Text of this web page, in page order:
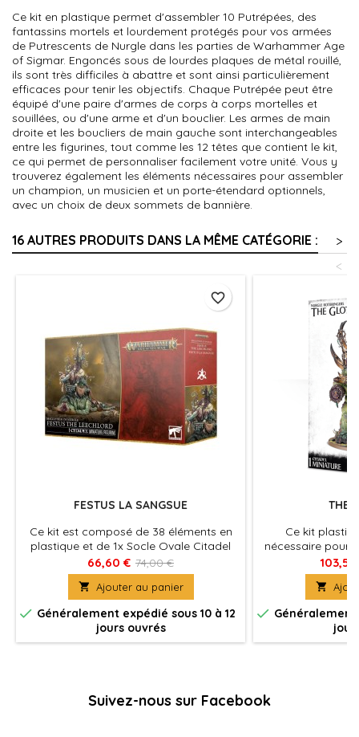
Ce kit en plastique permet d'assembler 10 Putrépées, des
fantassins mortels et lourdement protégés pour vos armées
de Putrescents de Nurgle dans les parties de Warhammer Age
of Sigmar. Engoncés sous de lourdes plaques de métal rouillé,
ils sont très difficiles à abattre et sont ainsi particulièrement
efficaces pour tenir les objectifs. Chaque Putrépée peut être
équipé d'une paire d'armes de corps à corps mortelles et
souillées, ou d'une arme et d'un bouclier. Les armes de main
droite et les boucliers de main gauche sont interchangeables
entre les figurines, tout comme les 12 têtes que contient le kit,
ce qui permet de personnaliser facilement votre unité. Vous y
trouverez également les éléments nécessaires pour assembler
un champion, un musicien et un porte-étendard optionnels,
avec un choix de deux sommets de bannière.
16 AUTRES PRODUITS DANS LA MÊME CATÉGORIE :
>
<
FESTUS LA SANGSUE
Ce kit est composé de 38 éléments en
plastique et de 1x Socle Ovale Citadel
de 150x95mm. Cette figurine est fournie
non peinte et nécessite assemblage
66,60 € 74,00 €
 Ajouter au panier
 Généralement expédié sous 10 à 12
jours ouvrés
favorite_border
THE
Ce kit
nécessaire pour
armés de
faux enduite de
déverser
et corrosifs.
Citadel

 Généralement
Suivez-nous sur Facebook